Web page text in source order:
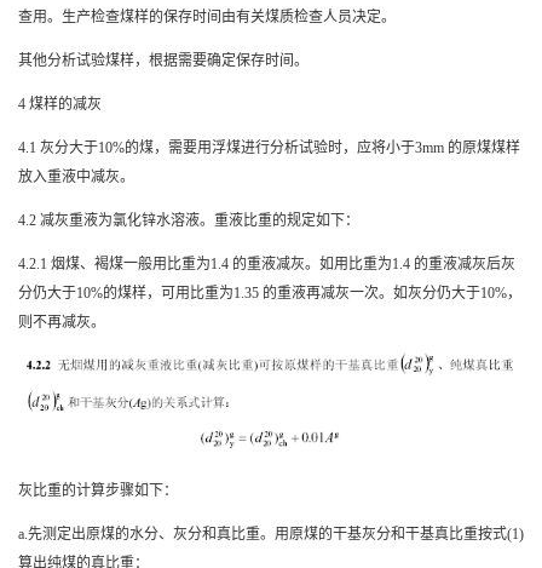
查用。生产检查煤样的保存时间由有关煤质检查人员决定。
其他分析试验煤样，根据需要确定保存时间。
4 煤样的减灰
4.1 灰分大于10%的煤，需要用浮煤进行分析试验时，应将小于3mm 的原煤煤样
放入重液中减灰。
4.2 减灰重液为氯化锌水溶液。重液比重的规定如下：
4.2.1 烟煤、褐煤一般用比重为1.4 的重液减灰。如用比重为1.4 的重液减灰后灰
分仍大于10%的煤样，可用比重为1.35 的重液再减灰一次。如灰分仍大于10%，
则不再减灰。
灰比重的计算步骤如下：
a. 先测定出原煤的水分、灰分和真比重。用原煤的干基灰分和干基真比重按式(1)
算出纯煤的真比重：